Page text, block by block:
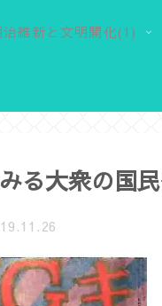
維新と文明開化(1)
る大衆の国